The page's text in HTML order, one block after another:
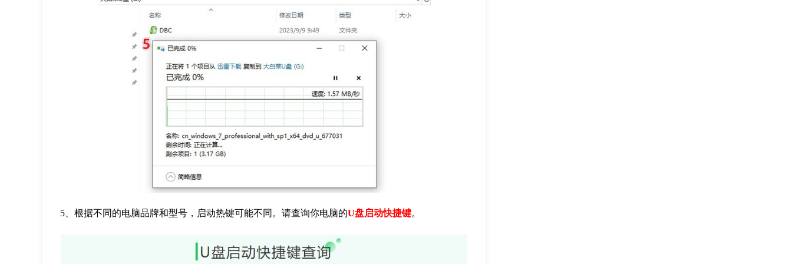
5 、根据不同的电脑品牌和型号，启动热键可能不同。请查询你电脑的U盘启动快捷键。